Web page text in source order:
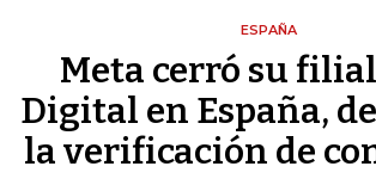
ESPAÑA
Meta cerró su
Digital en España,
la verificación de